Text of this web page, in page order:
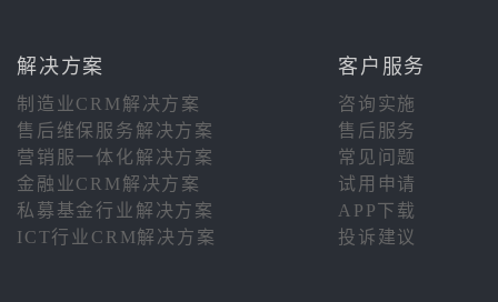
解决方案 客户服务
制造业CRM解决方案
咨询实施
售后维保服务解决方案
售后服务
营销服一体化解决方案
常见问题
金融业CRM解决方案
试用申请
私募基金行业解决方案
APP下载
ICT行业CRM解决方案
投诉建议